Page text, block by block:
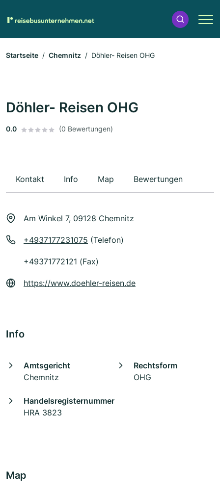
Startseite Chemnitz Döhler- Reisen OHG
Döhler- Reisen OHG
0.0 (0 Bewertungen)
Kontakt Info Map Bewertungen
Am Winkel 7, 09128 Chemnitz
+4937177231075 (Telefon)
+49371772121 (Fax)
https://www.doehler-reisen.de
Info
Amtsgericht
Chemnitz
Rechtsform
OHG
Handelsregisternummer
HRA 3823
Map